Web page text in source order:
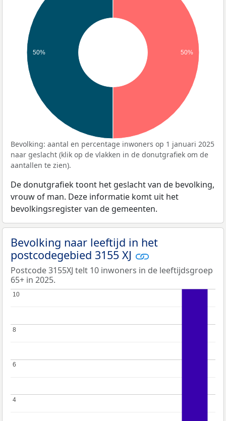
50% 50%
Bevolking: aantal en percentage inwoners op 1 januari 2025
naar geslacht (klik op de vlakken in de donutgrafiek om de
aantallen te zien).
De donutgrafiek toont het geslacht van de bevolking,
vrouw of man. Deze informatie komt uit het
bevolkingsregister van de gemeenten.
Bevolking naar leeftijd in het
postcodegebied 3155 XJ
Postcode 3155XJ telt 10 inwoners in de leeftijdsgroep
65+ in 2025.
4
4
6
6
8
8
10
10